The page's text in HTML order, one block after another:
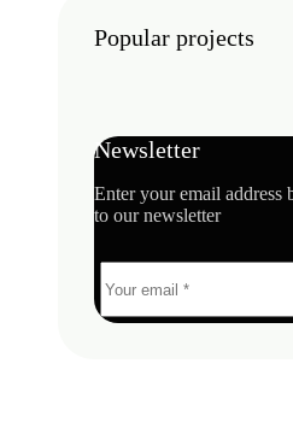
Popular projects
Newsletter
Enter your email address
to our newsletter